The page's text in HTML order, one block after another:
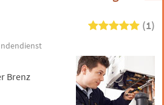
(1)
Brenz